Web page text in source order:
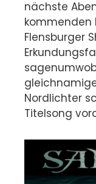
nächste
kommenden
Flensburger
Nordlichter
Titelsong